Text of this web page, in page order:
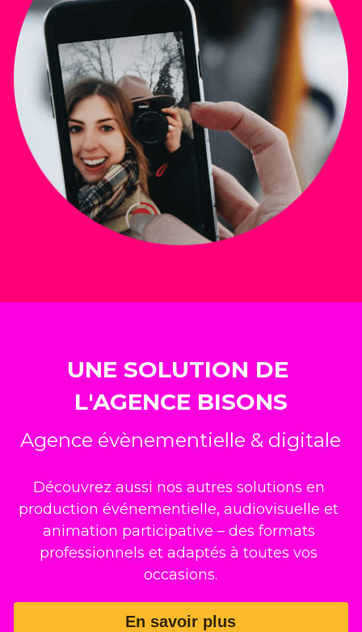
UNE SOLUTION DE
L'AGENCE BISONS
Agence évènementielle & digitale
Découvrez aussi nos autres solutions en
production événementielle, audiovisuelle et
animation participative – des formats
professionnels et adaptés à toutes vos
occasions.
En savoir plus